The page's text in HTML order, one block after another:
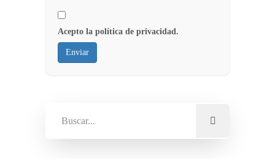
Acepto la política de privacidad.
Enviar